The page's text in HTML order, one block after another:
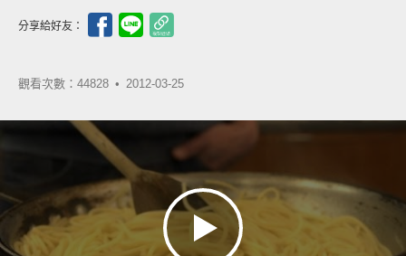
分享給好友：
觀看次數：44828 • 2012-03-25